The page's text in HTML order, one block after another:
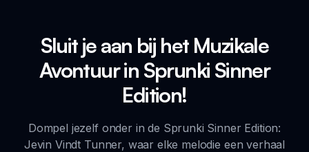
Sluit je aan bij het Muzikale
Avontuur in Sprunki Sinner
Edition!
Dompel jezelf onder in de Sprunki Sinner Edition:
Jevin Vindt Tunner, waar elke melodie een verhaal